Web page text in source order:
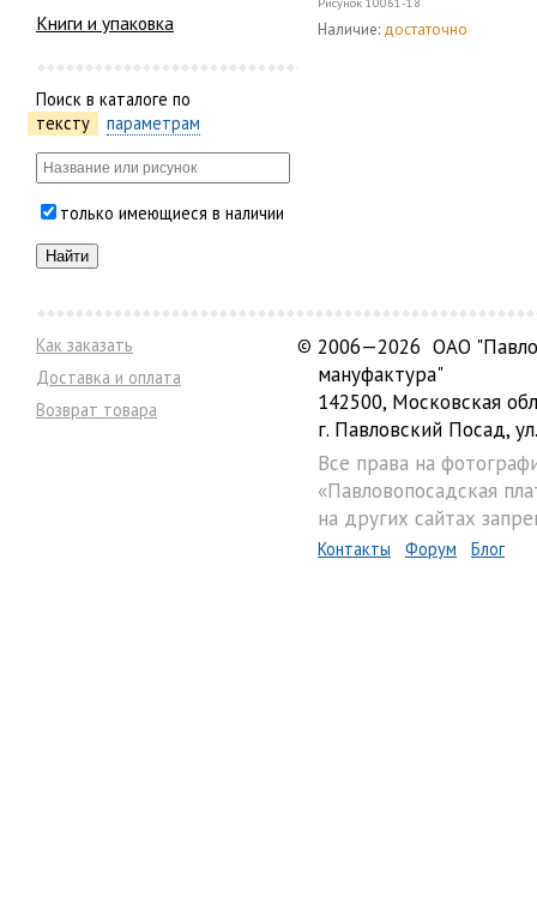
Книги и упаковка
Поиск в каталоге по
тексту
параметрам
только имеющиеся в наличии
Наличие: достаточно
Как заказать
Доставка и оплата
Возврат товара
© 2006—2026 ОАО
мануфактура"
142500, Московская
г. Павловский Посад,
Все права на
«Павловопосадская
на других сайтах
Контакты Форум Блог